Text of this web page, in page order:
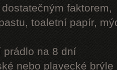
faktorem,
toaletní papír,
prádlo na 8 dní
nebo plavecké brýle